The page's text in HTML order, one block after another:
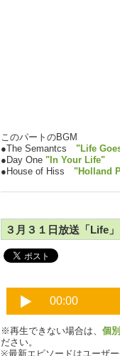
このパートのBGM
●The Semantcs "Life
●Day One "In Your Life"
●House of Hiss "Holland
３月３１日放送「Life
※再生できない場合は、 個
ださい。
※最新エピソードはユーザ